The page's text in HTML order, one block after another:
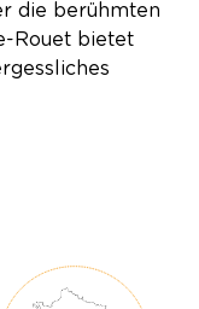
die berühmten
Rouet bietet